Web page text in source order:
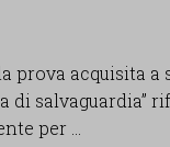
prova acquisita a
di salvaguardia”
per ...